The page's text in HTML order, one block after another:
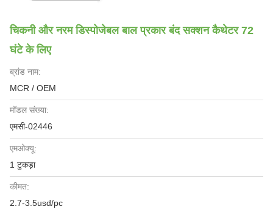
चिकनी और नरम डिस्पोजेबल बाल प्रकार बंद सक्शन कैथेटर 72
घंटे के लिए
ब्रांड नाम:
MCR / OEM
मॉडल संख्या:
एमसी-02446
एमओक्यू:
1 टुकड़ा
कीमत:
2.7-3.5usd/pc